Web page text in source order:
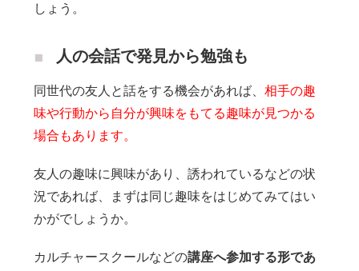
しょう。
人の会話で発見から勉強も
同世代の友人と話をする機会があれば、 相手の趣
味や行動から自分が興味をもてる趣味が見つかる
場合もあります。
友人の趣味に興味があり、誘われているなどの状
況であれば、まずは同じ趣味をはじめてみてはい
かがでしょうか。
カルチャースクールなどの講座へ参加する形であ